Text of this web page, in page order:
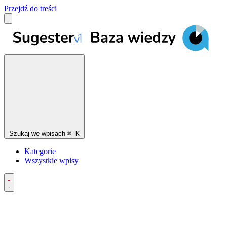
Przejdź do treści
Szukaj we wpisach ⌘ K
Kategorie
Wszystkie wpisy